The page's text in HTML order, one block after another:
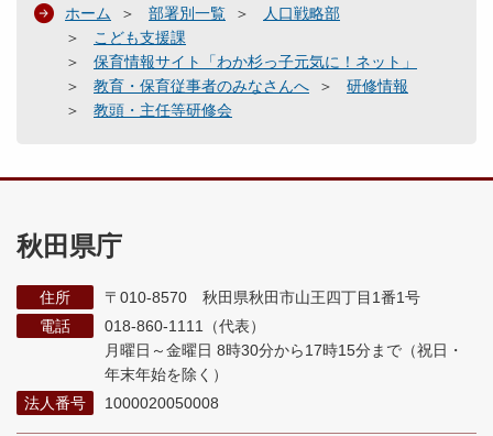
ホーム 部署別一覧
人口戦略部
こども支援課
保育情報サイト「わか杉っ子元気に！ネット」
教育・保育従事者のみなさんへ
研修情報
教頭・主任等研修会
秋田県庁
住所
〒010-8570 秋田県秋田市山王四丁目1番1号
電話
018-860-1111（代表）
月曜日～金曜日 8時30分から17時15分まで （祝日・
年末年始を除く）
法人番号
1000020050008